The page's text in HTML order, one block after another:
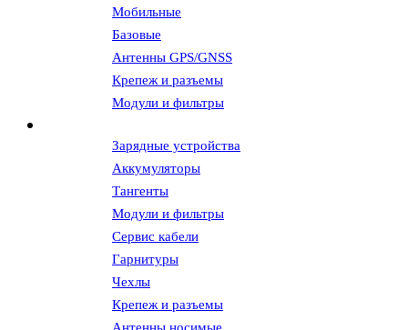
Мобильные
Базовые
Антенны GPS/GNSS
Крепеж и разъемы
Модули и фильтры
Зарядные устройства
Аккумуляторы
Тангенты
Модули и фильтры
Сервис кабели
Гарнитуры
Чехлы
Крепеж и разъемы